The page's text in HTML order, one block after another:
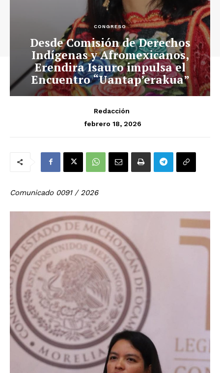
CONGRESO
Desde Comisión de Derechos
Indígenas y Afromexicanos,
Erendira Isauro impulsa el
Encuentro “Uantap’erakua”
Redacción
febrero 18, 2026
Comunicado 0091 / 2026